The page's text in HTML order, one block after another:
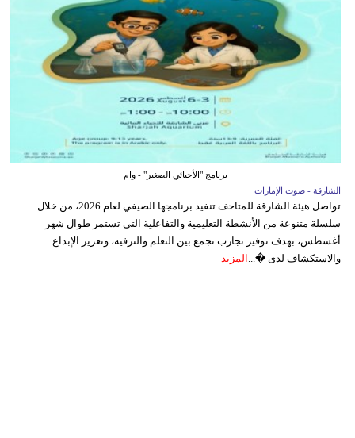
برنامج "الأحيائي الصغير" - وام
الشارقة - صوت الإمارات
تواصل هيئة الشارقة للمتاحف تنفيذ برنامجها الصيفي لعام 2026، من خلال
سلسلة متنوعة من الأنشطة التعليمية والتفاعلية التي تستمر طوال شهر
أغسطس، بهدف توفير تجارب تجمع بين التعلم والترفيه، وتعزيز الإبداع
والاستكشاف لدى �... المزيد